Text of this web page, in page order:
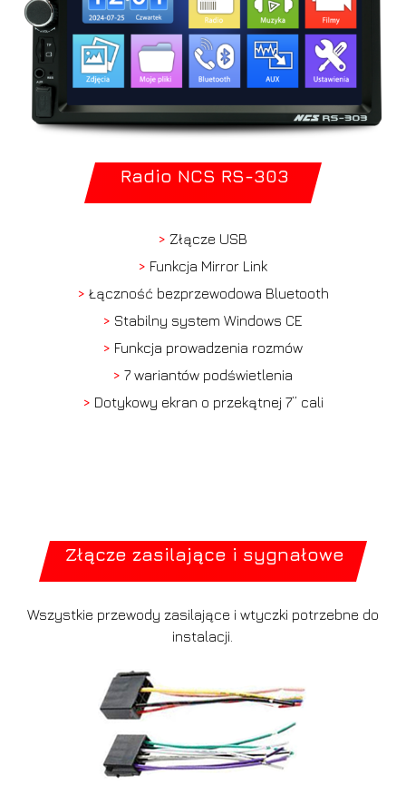
Radio NCS RS-303
> Złącze USB
> Funkcja Mirror Link
> Łączność bezprzewodowa Bluetooth
> Stabilny system Windows CE
> Funkcja prowadzenia rozmów
> 7 wariantów podświetlenia
> Dotykowy ekran o przekątnej 7” cali
Złącze zasilające i sygnałowe
Wszystkie przewody zasilające i wtyczki potrzebne do
instalacji.